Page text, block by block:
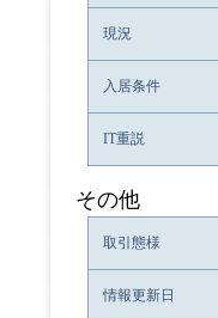
現況
入居条件
IT重説
その他
取引態様
情報更新日